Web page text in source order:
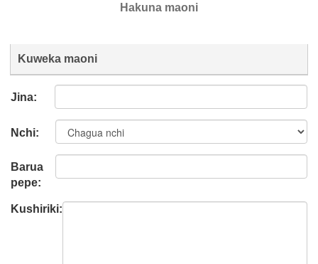
Hakuna maoni
Kuweka maoni
Jina:
Nchi:
Barua
pepe:
Kushiriki: